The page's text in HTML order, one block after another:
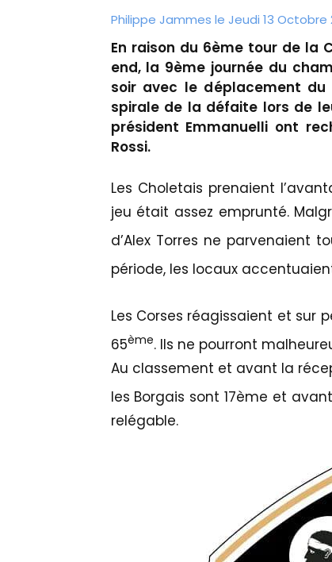
Philippe Jammes le Jeudi 13 Octobre
En raison du 6ème tour de la
end, la 9ème journée du
soir avec le déplacement du
spirale de la défaite lors de
président Emmanuelli ont
Rossi.
Les Choletais prenaient
jeu était assez emprunté.
d’Alex Torres ne parvenaient
période, les locaux
Les Corses réagissaient et sur
65ème. Ils ne pourront
Au classement et avant la
les Borgais sont 17ème et
relégable.